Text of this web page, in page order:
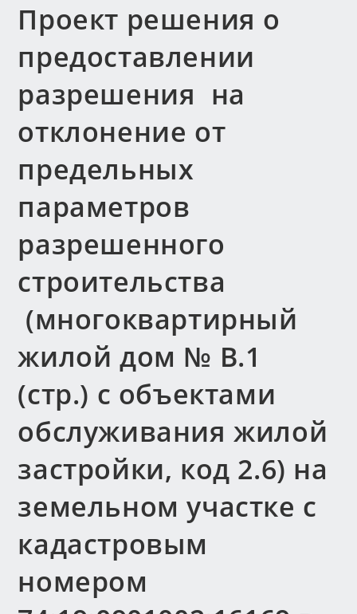
Проект решения о
предоставлении
разрешения на
отклонение от
предельных
параметров
разрешенного
строительства
(многоквартирный
жилой дом № В.1
(стр.) с объектами
обслуживания жилой
застройки, код 2.6) на
земельном участке с
кадастровым
номером